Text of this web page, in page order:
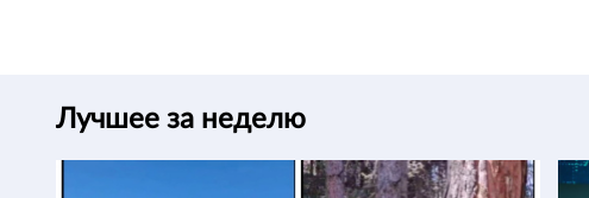
Лучшее за неделю